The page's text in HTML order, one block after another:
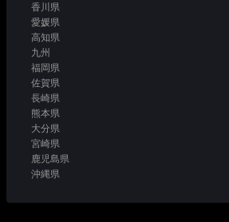
香川県
愛媛県
高知県
九州
福岡県
佐賀県
長崎県
熊本県
大分県
宮崎県
鹿児島県
沖縄県